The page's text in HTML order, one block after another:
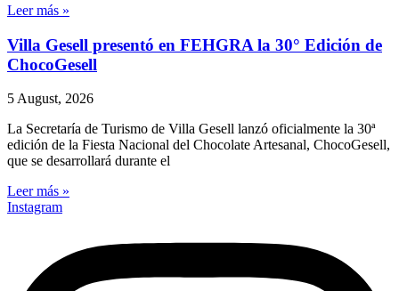
Leer más »
Villa Gesell presentó en FEHGRA la 30° Edición de
ChocoGesell
5 August, 2026
La Secretaría de Turismo de Villa Gesell lanzó oficialmente la 30ª
edición de la Fiesta Nacional del Chocolate Artesanal, ChocoGesell,
que se desarrollará durante el
Leer más »
Instagram